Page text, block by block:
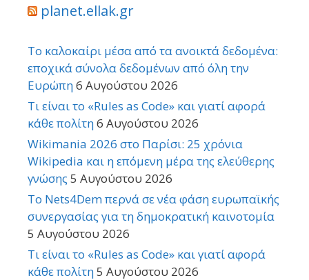
planet.ellak.gr
Το καλοκαίρι μέσα από τα ανοικτά δεδομένα:
εποχικά σύνολα δεδομένων από όλη την
Ευρώπη6 Αυγούστου 2026
Τι είναι το «Rules as Code» και γιατί αφορά
κάθε πολίτη6 Αυγούστου 2026
Wikimania 2026 στο Παρίσι: 25 χρόνια
Wikipedia και η επόμενη μέρα της ελεύθερης
γνώσης 5 Αυγούστου 2026
Το Nets4Dem περνά σε νέα φάση ευρωπαϊκής
συνεργασίας για τη δημοκρατική καινοτομία
5 Αυγούστου 2026
Τι είναι το «Rules as Code» και γιατί αφορά
κάθε πολίτη5 Αυγούστου 2026